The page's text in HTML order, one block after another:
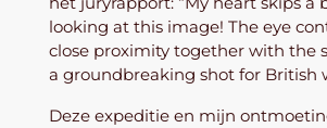
looking at this image! The eye
close proximity together with the
a groundbreaking shot for British
Deze expeditie en mijn